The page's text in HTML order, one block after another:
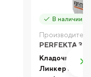
В наличии
PERFEKTA
Кладочный
Линкер